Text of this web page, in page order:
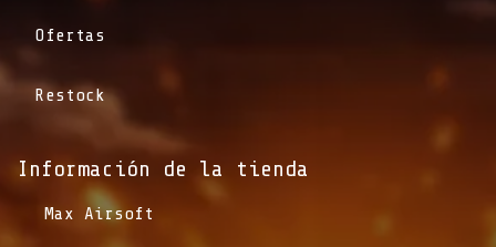
Ofertas
Restock
Información de la tienda​
​Max Airsoft